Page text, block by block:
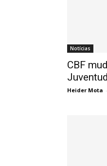
Notícias
CBF
Heider Mota -